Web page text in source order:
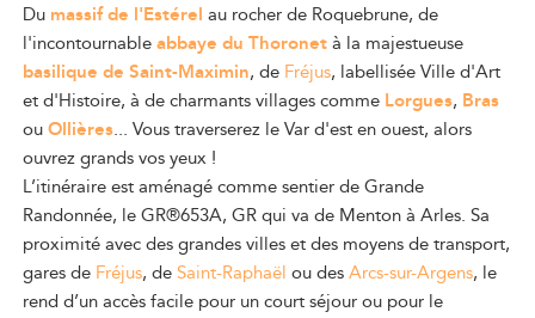
Du massif de l'Estérel au rocher de Roquebrune, de
l'incontournableabbaye du Thoronetà la majestueuse
basilique de Saint-Maximin, de Fréjus, labellisée Ville d'Art
et d'Histoire, à de charmants villages comme Lorgues, Bras
ouOllières... Vous traverserez le Var d'est en ouest, alors
ouvrez grands vos yeux !
L’itinéraire est aménagé comme sentier de Grande
Randonnée, le GR®653A, GR qui va de Menton à Arles. Sa
proximité avec des grandes villes et des moyens de transport,
gares de Fréjus, deSaint-Raphaël ou desArcs-sur-Argens, le
rend d’un accès facile pour un court séjour ou pour le